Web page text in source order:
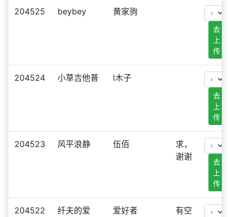
204525 beybey 黄家驹
去
上
传
204524 小草吉他普 l木子
去
上
传
204523 风平浪静 伍佰
求，
谢谢
去
上
传
204522 纤夫的爱 爱好者
有空